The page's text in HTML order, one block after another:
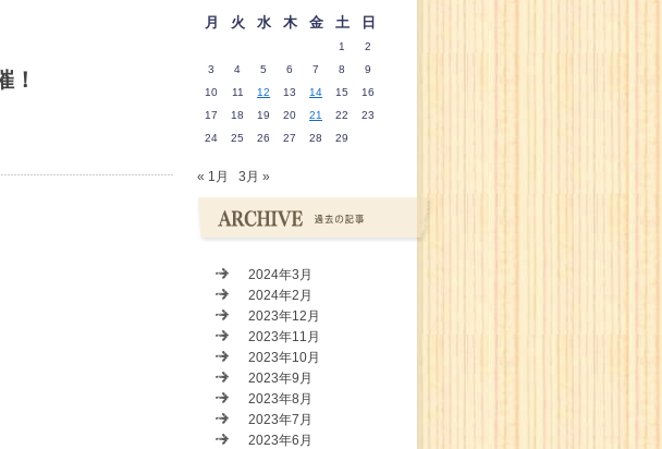
！
月 火 水 木 金 土 日
1
2
3
4 5 6 7 8
9
10
11 12 13 14 15
16
17
18 19 20 21 22
23
24
25 26 27 28 29
« 1月 3月 »
2024年3月
2024年2月
2023年12月
2023年11月
2023年10月
2023年9月
2023年8月
2023年7月
2023年6月